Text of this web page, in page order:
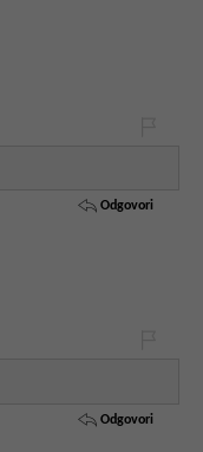
Odgovori
Odgovori